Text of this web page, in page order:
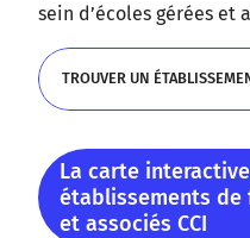
sein d’écoles gérées et
TROUVER UN
La carte
établissements de
et associés CCI